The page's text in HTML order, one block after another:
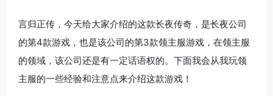
言归正传，今天给大家介绍的这款长夜传奇，是长夜公司
的第4款游戏，也是该公司的第3款领主服游戏，在领主服
的领域，该公司还是有一定话语权的。下面我会从我玩领
主服的一些经验和注意点来介绍这款游戏！